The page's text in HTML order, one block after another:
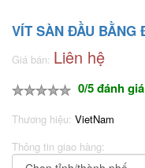
VÍT SÀN ĐẦU BẰNG
Giá bán: Liên hệ
0/5 đánh giá
Thương hiệu: VietNam
Thông tin giao hàng: